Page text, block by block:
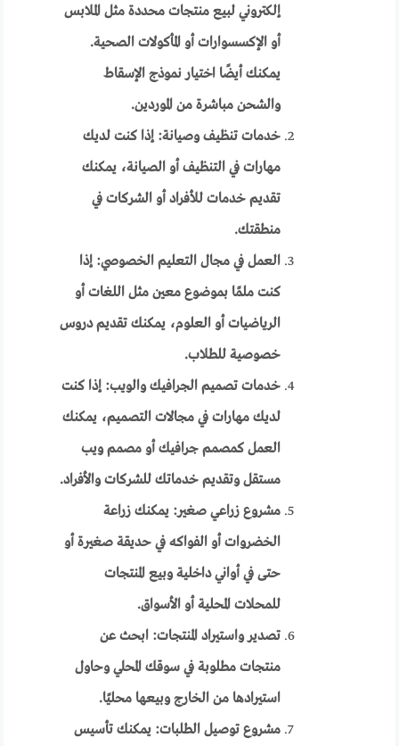
إلكتروني لبيع منتجات محددة مثل الملابس
أو الإكسسوارات أو المأكولات الصحية.
يمكنك أيضًا اختيار نموذج الإسقاط
والشحن مباشرة من الموردين.
خدمات تنظيف وصيانة: إذا كنت لديك
مهارات في التنظيف أو الصيانة، يمكنك
تقديم خدمات للأفراد أو الشركات في
منطقتك.
العمل في مجال التعليم الخصوصي: إذا
كنت ملمًا بموضوع معين مثل اللغات أو
الرياضيات أو العلوم، يمكنك تقديم دروس
خصوصية للطلاب.
خدمات تصميم الجرافيك والويب: إذا كنت
لديك مهارات في مجالات التصميم، يمكنك
العمل كمصمم جرافيك أو مصمم ويب
مستقل وتقديم خدماتك للشركات والأفراد.
مشروع زراعي صغير: يمكنك زراعة
الخضروات أو الفواكه في حديقة صغيرة أو
حتى في أواني داخلية وبيع المنتجات
للمحلات المحلية أو الأسواق.
تصدير واستيراد المنتجات: ابحث عن
منتجات مطلوبة في سوقك المحلي وحاول
استيرادها من الخارج وبيعها محليًا.
مشروع توصيل الطلبات: يمكنك تأسيس